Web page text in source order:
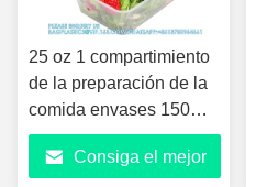
25 oz 1 compartimiento
de la preparación de la
comida envases 150
paquetes, 150 piezas
envases y 150 piezas
Consiga el mejor